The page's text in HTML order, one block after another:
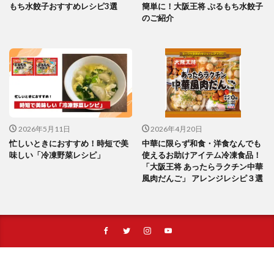
もち水餃子おすすめレシピ3選
簡単に！大阪王将 ぷるもち水餃子
のご紹介
2026年5月11日
忙しいときにおすすめ！時短で美
味しい「冷凍野菜レシピ」
2026年4月20日
中華に限らず和食・洋食なんでも
使えるお助けアイテム冷凍食品！
「大阪王将 あったらラクチン中華
風肉だんご」 アレンジレシピ３選